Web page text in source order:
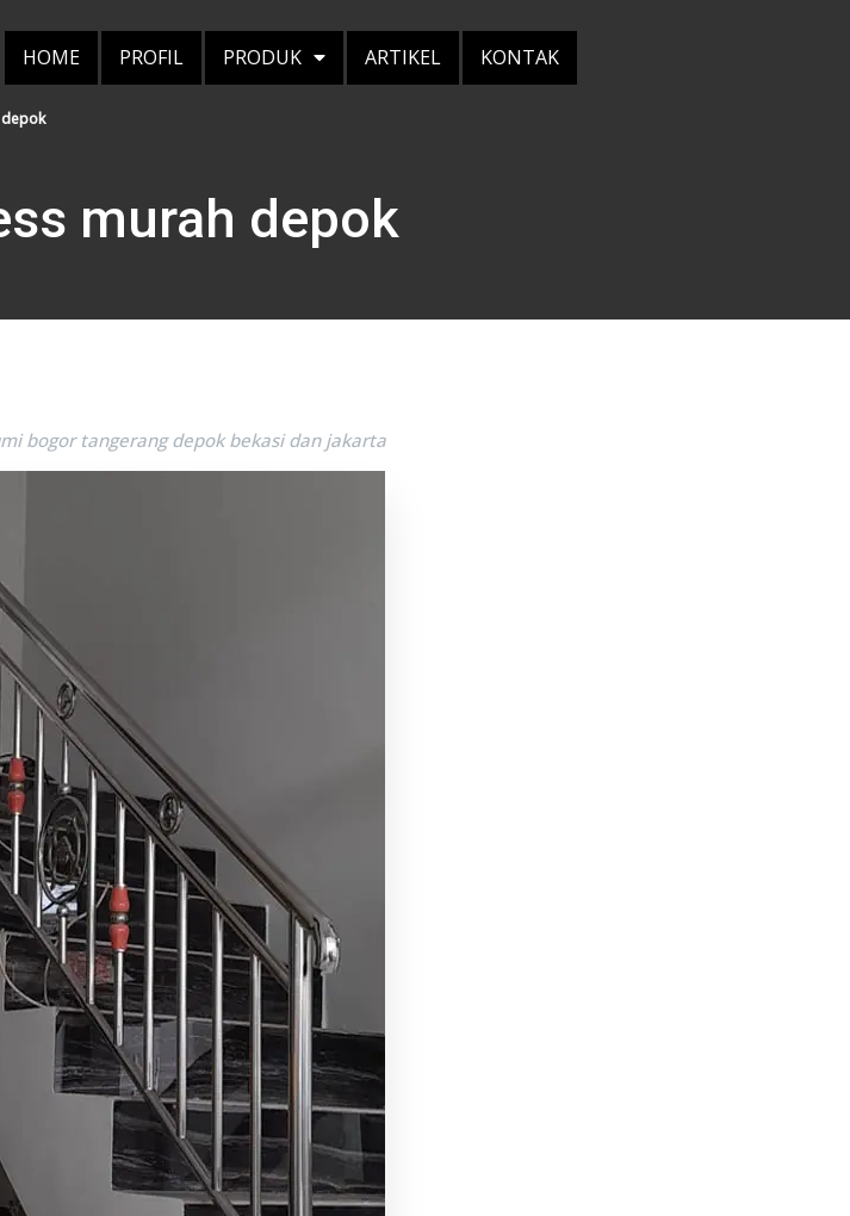
HOME PROFIL PRODUK ARTIKEL KONTAK
murah depok
bogor tangerang depok bekasi dan jakarta